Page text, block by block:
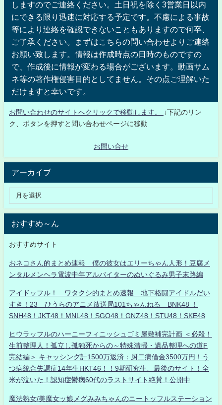
しますのでご連絡ください。土日祝を除く3営業日以内
にできる限り迅速に対応する予定です。不慮による事故
等により連絡を確認できないこともありますので何卒、
ご了承ください。まずはこちらの問い合わせよりご連絡
お願い致します。情報は作成時点の日時のものですの
で、作成後に情報が変わる場合がございます。動画サム
ネ等の著作権侵害目的としてません。その点ご理解いた
だけますと幸いです。
お問い合わせのサイトへクリックで移動します。
↓下記のリン
ク、ボタンを押すと問い合わせページに移動
お問い合せ
アーカイブ
おすすめ～ん
おすすめサイト
おネコさん的まとめ速報 僕の彼女はエリーちゃん人形！豆腐メ
ンタルメンヘラ電波中年アルバイターのぬいぐるみ男子末路編
アイドッフル！ ワタクシ的まとめ速報 地下格闘アイドルだい
すき！23 ひうらのアニメ放送局101ちゃんねる BNK48 ！
SNH48！JKT48！MNL48！SGO48！GNZ48！STU48！SKE48
ヒウラッフルのハーニーフィニッシュゴミ屋敷補完計画 ＜必殺！
生前整理人！孤立し孤独死からの～特殊清掃・遺品整理への道F
完結編＞ キャッシング計1500万返済：厨二病借金3500万円！う
つ病統合失調症14年生HKT46！！9期研究生、最後のサイト！全
米が泣いた！認知症鬱病60代のラストサイト絶賛！公開中
魔法熟女/美魔女ッ娘メグみみちゃんのニートッフルステーション